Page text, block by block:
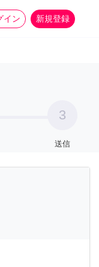
イン 新規登録
more_horiz
3
送信